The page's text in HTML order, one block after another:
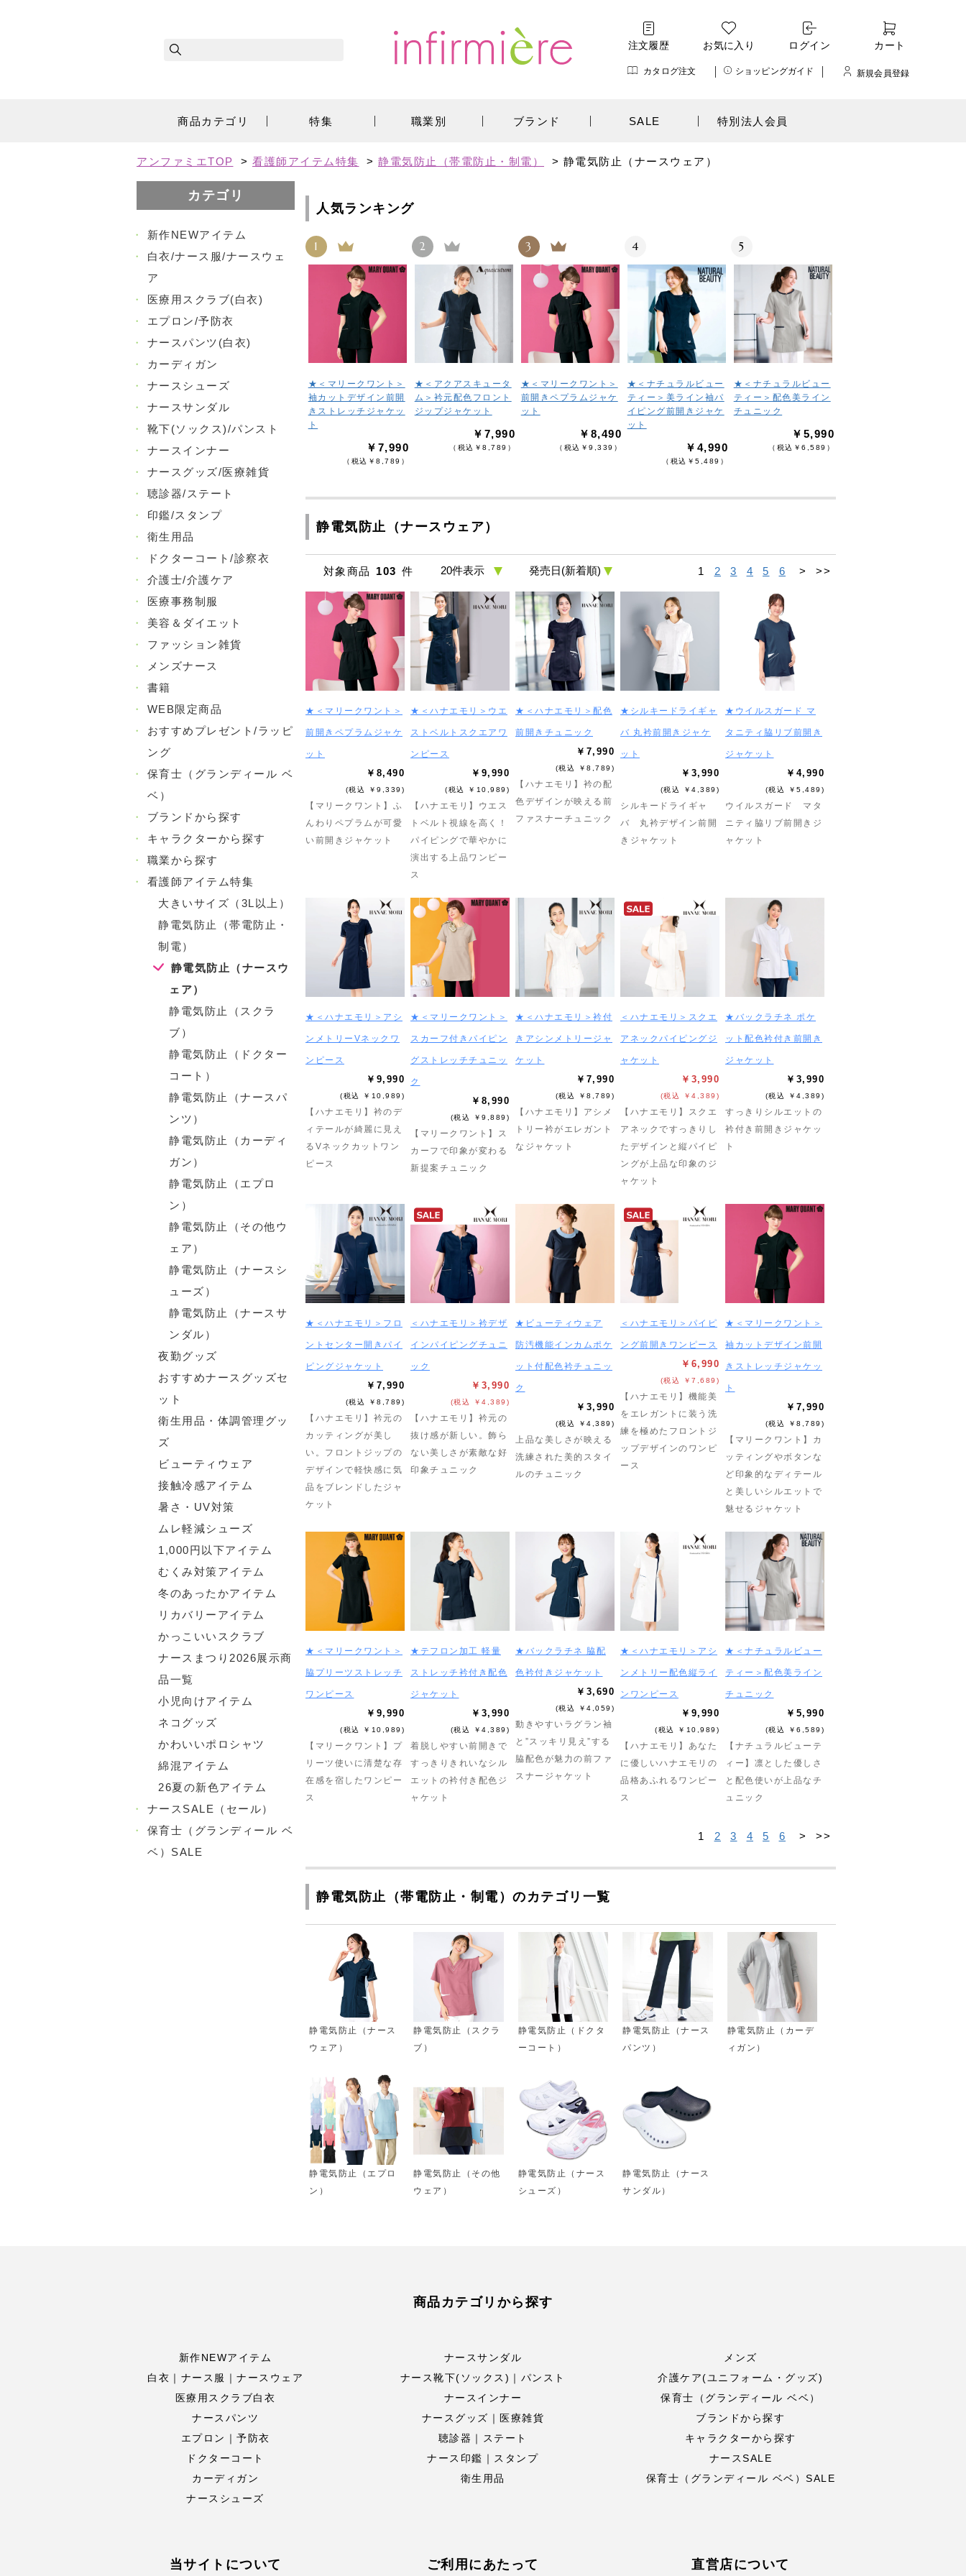
注文履歴 お気に入り ログイン カート
カタログ注文 ショッピングガイド 新規会員登録
商品カテゴリ 特集 職業別 ブランド SALE 特別法人会員
アンファミエTOP > 看護師アイテム特集 > 静電気防止（帯電防止・制電） > 静電気防止（ナースウェア）
カテゴリ
・
新作NEWアイテム
・
白衣/ナース服/ナースウェ
ア
・
医療用スクラブ(白衣)
・
エプロン/予防衣
・
ナースパンツ(白衣)
・
カーディガン
・
ナースシューズ
・
ナースサンダル
・
靴下(ソックス)/パンスト
・
ナースインナー
・
ナースグッズ/医療雑貨
・
聴診器/ステート
・
印鑑/スタンプ
・
衛生用品
・
ドクターコート/診察衣
・
介護士/介護ケア
・
医療事務制服
・
美容＆ダイエット
・
ファッション雑貨
・
メンズナース
・
書籍
・
WEB限定商品
・
おすすめプレゼント/ラッピ
ング
・
保育士（グランディール ベ
ベ）
・
ブランドから探す
・
キャラクターから探す
・
職業から探す
・
看護師アイテム特集
大きいサイズ（3L以上）
静電気防止（帯電防止・
制電）
静電気防止（ナースウ
ェア）
静電気防止（スクラ
ブ）
静電気防止（ドクター
コート）
静電気防止（ナースパ
ンツ）
静電気防止（カーディ
ガン）
静電気防止（エプロ
ン）
静電気防止（その他ウ
ェア）
静電気防止（ナースシ
ューズ）
静電気防止（ナースサ
ンダル）
夜勤グッズ
おすすめナースグッズセ
ット
衛生用品・体調管理グッ
ズ
ビューティウェア
接触冷感アイテム
暑さ・UV対策
ムレ軽減シューズ
1,000円以下アイテム
むくみ対策アイテム
冬のあったかアイテム
リカバリーアイテム
かっこいいスクラブ
ナースまつり2026展示商
品一覧
小児向けアイテム
ネコグッズ
かわいいポロシャツ
綿混アイテム
26夏の新色アイテム
・
ナースSALE（セール）
・
保育士（グランディール ベ
ベ）SALE
人気ランキング
1
★＜マリークワント＞
袖カットデザイン前開
きストレッチジャケッ
ト
￥7,990
（税込￥8,789）
2
★＜アクアスキュータ
ム＞衿元配色フロント
ジップジャケット
￥7,990
（税込￥8,789）
3
★＜マリークワント＞
前開きペプラムジャケ
ット
￥8,490
（税込￥9,339）
4
★＜ナチュラルビュー
ティー＞美ライン袖パ
イピング前開きジャケ
ット
￥4,990
（税込￥5,489）
5
★＜ナチュラルビュー
ティー＞配色美ライン
チュニック
￥5,990
（税込￥6,589）
静電気防止（ナースウェア）
対象商品 103 件 1 2 3 4 5 6 > >>
★＜マリークワント＞
前開きペプラムジャケ
ット
￥8,490
(税込 ￥9,339)
【マリークワント】ふ
んわりペプラムが可愛
い前開きジャケット
★＜ハナエモリ＞ウエ
ストベルトスクエアワ
ンピース
￥9,990
(税込 ￥10,989)
【ハナエモリ】ウエス
トベルト視線を高く！
パイピングで華やかに
演出する上品ワンピー
ス
★＜ハナエモリ＞配色
前開きチュニック
￥7,990
(税込 ￥8,789)
【ハナエモリ】衿の配
色デザインが映える前
ファスナーチュニック
★シルキードライギャ
バ 丸衿前開きジャケ
ット
￥3,990
(税込 ￥4,389)
シルキードライギャ
バ 丸衿デザイン前開
きジャケット
★ウイルスガード マ
タニティ脇リブ前開き
ジャケット
￥4,990
(税込 ￥5,489)
ウイルスガード マタ
ニティ脇リブ前開きジ
ャケット
★＜ハナエモリ＞アシ
ンメトリーVネックワ
ンピース
￥9,990
(税込 ￥10,989)
【ハナエモリ】衿のデ
ィテールが綺麗に見え
るVネックカットワン
ピース
★＜マリークワント＞
スカーフ付きパイピン
グストレッチチュニッ
ク
￥8,990
(税込 ￥9,889)
【マリークワント】ス
カーフで印象が変わる
新提案チュニック
★＜ハナエモリ＞衿付
きアシンメトリージャ
ケット
￥7,990
(税込 ￥8,789)
【ハナエモリ】アシメ
トリー衿がエレガント
なジャケット
＜ハナエモリ＞スクエ
アネックパイピングジ
ャケット
￥3,990
(税込 ￥4,389)
【ハナエモリ】スクエ
アネックですっきりし
たデザインと縦パイピ
ングが上品な印象のジ
ャケット
★バックラチネ ポケ
ット配色衿付き前開き
ジャケット
￥3,990
(税込 ￥4,389)
すっきりシルエットの
衿付き前開きジャケッ
ト
★＜ハナエモリ＞フロ
ントセンター開きパイ
ピングジャケット
￥7,990
(税込 ￥8,789)
【ハナエモリ】衿元の
カッティングが美し
い。フロントジップの
デザインで軽快感に気
品をブレンドしたジャ
ケット
＜ハナエモリ＞衿デザ
インパイピングチュニ
ック
￥3,990
(税込 ￥4,389)
【ハナエモリ】衿元の
抜け感が新しい。飾ら
ない美しさが素敵な好
印象チュニック
★ビューティウェア
防汚機能インカムポケ
ット付配色衿チュニッ
ク
￥3,990
(税込 ￥4,389)
上品な美しさが映える
洗練された美的スタイ
ルのチュニック
＜ハナエモリ＞パイピ
ング前開きワンピース
￥6,990
(税込 ￥7,689)
【ハナエモリ】機能美
をエレガントに装う洗
練を極めたフロントジ
ップデザインのワンピ
ース
★＜マリークワント＞
袖カットデザイン前開
きストレッチジャケッ
ト
￥7,990
(税込 ￥8,789)
【マリークワント】カ
ッティングやボタンな
ど印象的なディテール
と美しいシルエットで
魅せるジャケット
★＜マリークワント＞
脇プリーツストレッチ
ワンピース
￥9,990
(税込 ￥10,989)
【マリークワント】プ
リーツ使いに清楚な存
在感を宿したワンピー
ス
★テフロン加工 軽量
ストレッチ衿付き配色
ジャケット
￥3,990
(税込 ￥4,389)
着脱しやすい前開きで
すっきりきれいなシル
エットの衿付き配色ジ
ャケット
★バックラチネ 脇配
色衿付きジャケット
￥3,690
(税込 ￥4,059)
動きやすいラグラン袖
と”スッキリ見え”する
脇配色が魅力の前ファ
スナージャケット
★＜ハナエモリ＞アシ
ンメトリー配色縦ライ
ンワンピース
￥9,990
(税込 ￥10,989)
【ハナエモリ】あなた
に優しいハナエモリの
品格あふれるワンピー
ス
★＜ナチュラルビュー
ティー＞配色美ライン
チュニック
￥5,990
(税込 ￥6,589)
【ナチュラルビューテ
ィー】凛とした優しさ
と配色使いが上品なチ
ュニック
1 2 3 4 5 6 > >>
静電気防止（帯電防止・制電）のカテゴリ一覧
静電気防止（ナース
ウェア）
静電気防止（スクラ
ブ）
静電気防止（ドクタ
ーコート）
静電気防止（ナース
パンツ）
静電気防止（カーデ
ィガン）
静電気防止（エプロ
ン）
静電気防止（その他
ウェア）
静電気防止（ナース
シューズ）
静電気防止（ナース
サンダル）
商品カテゴリから探す
新作NEWアイテム
白衣｜ナース服｜ナースウェア
医療用スクラブ白衣
ナースパンツ
エプロン｜予防衣
ドクターコート
カーディガン
ナースシューズ
ナースサンダル
ナース靴下(ソックス)｜パンスト
ナースインナー
ナースグッズ｜医療雑貨
聴診器｜ステート
ナース印鑑｜スタンプ
衛生用品
メンズ
介護ケア(ユニフォーム・グッズ)
保育士（グランディール ベベ）
ブランドから探す
キャラクターから探す
ナースSALE
保育士（グランディール ベベ）SALE
当サイトについて ご利用にあたって 直営店について